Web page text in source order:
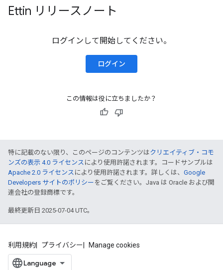
Ettin リリースノート
ログインして開始してください。
ログイン
この情報は役に立ちましたか？
特に記載のない限り、このページのコンテンツはクリエイティブ・コモ
ンズの表示 4.0 ライセンス により使用許諾されます。コードサンプルは
Apache 2.0 ライセンス により使用許諾されます。詳しくは、 Google
Developers サイトのポリシー をご覧ください。Java は Oracle および関
連会社の登録商標です。
最終更新日 2025-07-04 UTC。
利用規約 プライバシー Manage cookies